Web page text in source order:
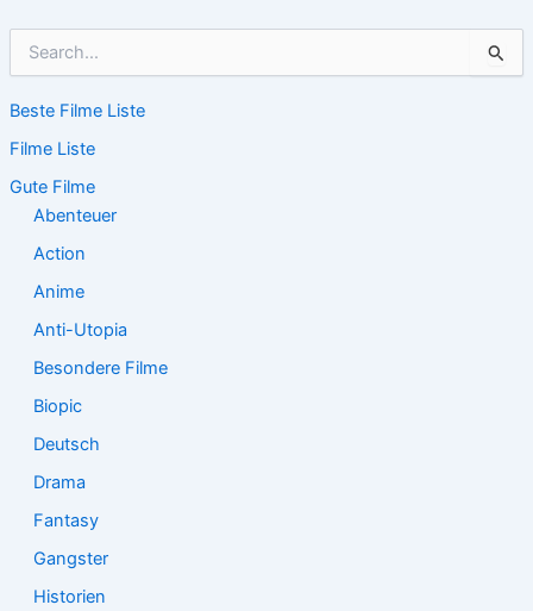
h
n
n
Beste Filme Liste
Filme Liste
Gute Filme
Abenteuer
Action
Anime
Anti-Utopia
Besondere Filme
Biopic
Deutsch
Drama
Fantasy
Gangster
Historien